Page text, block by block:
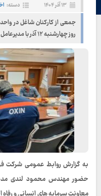
۱۳ آذر ۱۴۰۴ دسته:
جمعی از کارکنان شاغل در
روز چهارشنبه ۱۲ آذر با مدیرعامل شرکت دیدار کردند.
به گزارش روابط عمومی شرکت
حضور مهندس محمود لندی